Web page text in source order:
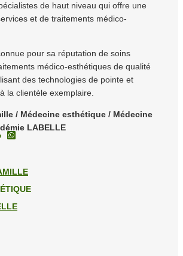
de haut niveau qui offre une
et de traitements médico-
pour sa réputation de soins
médico-esthétiques de qualité
des technologies de pointe et
la clientèle exemplaire.
/ Médecine esthétique / Médecine
LABELLE